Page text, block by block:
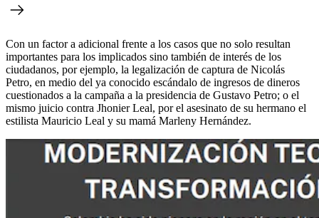
Con un factor a adicional frente a los casos que no solo resultan
importantes para los implicados sino también de interés de los
ciudadanos, por ejemplo, la legalización de captura de Nicolás
Petro, en medio del ya conocido escándalo de ingresos de dineros
cuestionados a la campaña a la presidencia de Gustavo Petro; o el
mismo juicio contra Jhonier Leal, por el asesinato de su hermano el
estilista Mauricio Leal y su mamá Marleny Hernández.